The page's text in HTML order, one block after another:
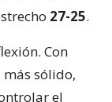
27-25.
Con
más sólido,
el